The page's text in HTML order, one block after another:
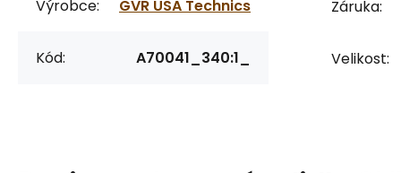
Výrobce: GVR USA Technics
Kód: A70041_340:1_
Záruka:
Velikost: